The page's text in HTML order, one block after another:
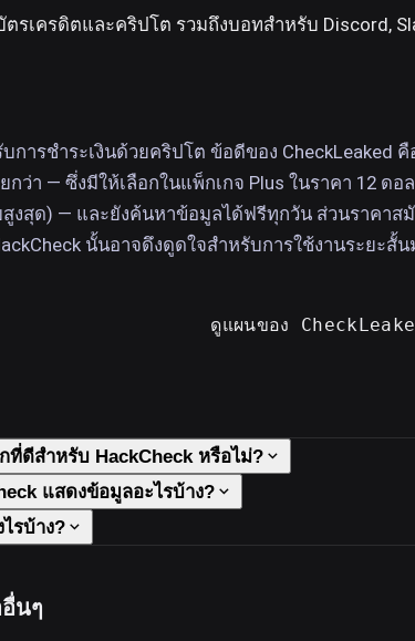
ตรเครดิตและคริปโต รวมถึงบอทสำหรับ Discord,
การชำระเงินด้วยคริปโต ข้อดีของ CheckLeaked คื
กว่า — ซึ่งมีให้เลือกในแพ็กเกจ Plus ในราคา 12 ดอ
งสุด) — และยังค้นหาข้อมูลได้ฟรีทุกวัน ส่วนราคาส
นั้นอาจดึงดูดใจสำหรับการใช้งานระยะสั้น
ดูแผนของ
ที่ดีสำหรับ HackCheck หรือไม่?
แสดงข้อมูลอะไรบ้าง?
รบ้าง?
นๆ